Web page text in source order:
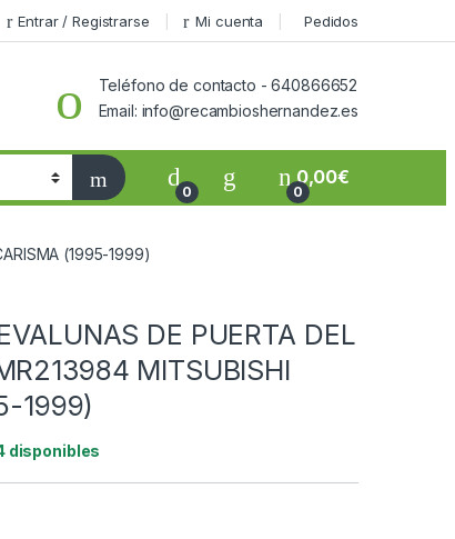
Entrar / Registrarse Mi cuenta Pedidos
Teléfono de contacto - 640866652
Email: info@recambioshernandez.es
0 0
0,00€
(1995-1999)
DE PUERTA DEL
MITSUBISHI
1999)
disponibles